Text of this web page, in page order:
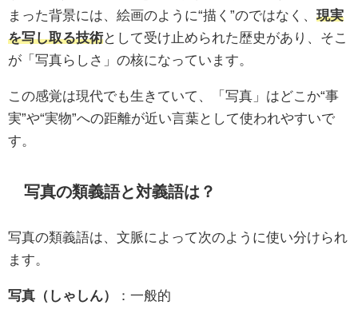
まった背景には、絵画のように“描く”のではなく、 現実
を写し取る技術として受け止められた歴史があり、そこ
が「写真らしさ」の核になっています。
この感覚は現代でも生きていて、「写真」はどこか“事
実”や“実物”への距離が近い言葉として使われやすいで
す。
写真の類義語と対義語は？
写真の類義語は、文脈によって次のように使い分けられ
ます。
写真（しゃしん）
：一般的